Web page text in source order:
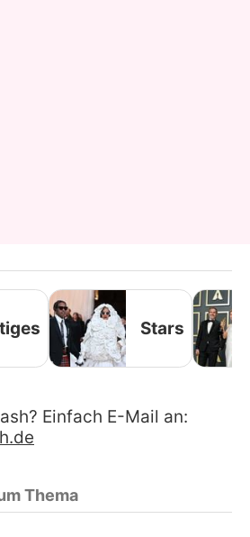
Stars
Einfach E-Mail an:
Thema